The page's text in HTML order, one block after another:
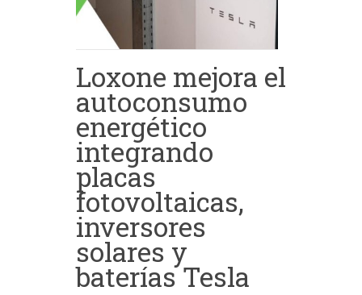
Loxone mejora el
autoconsumo
energético
integrando
placas
fotovoltaicas,
inversores
solares y
baterías Tesla